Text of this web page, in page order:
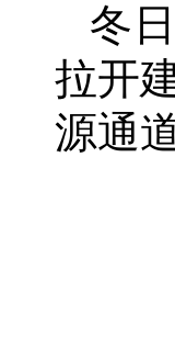
冬
拉开
源通道